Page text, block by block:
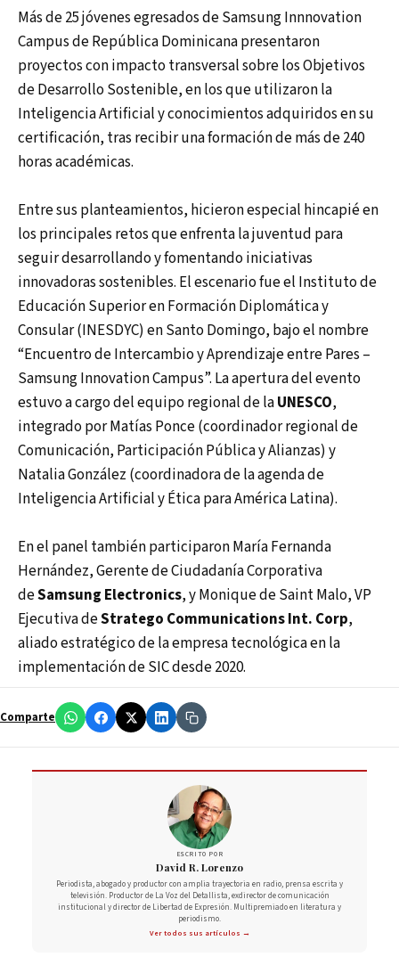
Más de 25 jóvenes egresados de Samsung Innnovation
Campus de República Dominicana presentaron
proyectos con impacto transversal sobre los Objetivos
de Desarrollo Sostenible, en los que utilizaron la
Inteligencia Artificial y conocimientos adquiridos en su
certificación, tras recibir una formación de más de 240
horas académicas.
Entre sus planteamientos, hicieron especial hincapié en
los principales retos que enfrenta la juventud para
seguir desarrollando y fomentando iniciativas
innovadoras sostenibles. El escenario fue el Instituto de
Educación Superior en Formación Diplomática y
Consular (INESDYC) en Santo Domingo, bajo el nombre
“Encuentro de Intercambio y Aprendizaje entre Pares –
Samsung Innovation Campus”. La apertura del evento
estuvo a cargo del equipo regional de laUNESCO,
integrado por Matías Ponce (coordinador regional de
Comunicación, Participación Pública y Alianzas) y
Natalia González (coordinadora de la agenda de
Inteligencia Artificial y Ética para América Latina).
En el panel también participaron María Fernanda
Hernández, Gerente de Ciudadanía Corporativa
deSamsung Electronics, y Monique de Saint Malo, VP
Ejecutiva deStratego Communications Int. Corp,
aliado estratégico de la empresa tecnológica en la
implementación de SIC desde 2020.
Comparte
ESCRITO POR
David R. Lorenzo
Periodista, abogado y productor con amplia trayectoria en radio, prensa escrita y
televisión. Productor de La Voz del Detallista, exdirector de comunicación
institucional y director de Libertad de Expresión. Multipremiado en literatura y
periodismo.
Ver todos sus artículos →